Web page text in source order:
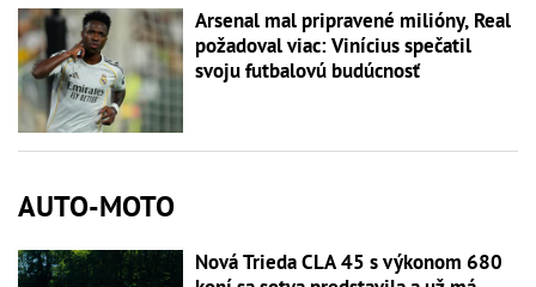
Arsenal mal pripravené milióny, Real
požadoval viac: Vinícius spečatil
svoju futbalovú budúcnosť
AUTO-MOTO
Nová Trieda CLA 45 s výkonom 680